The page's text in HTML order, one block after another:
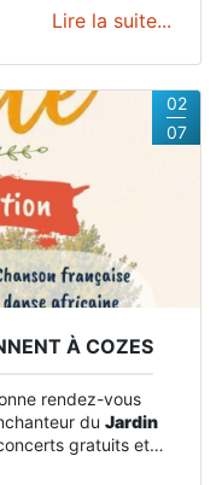
Lire la suite...
02
07
À COZES
rendez-vous
du Jardin
gratuits et